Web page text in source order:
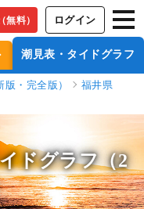
無料） ログイン
潮見表・タイドグラフ
・完全版）
福井県
ドグラフ（2